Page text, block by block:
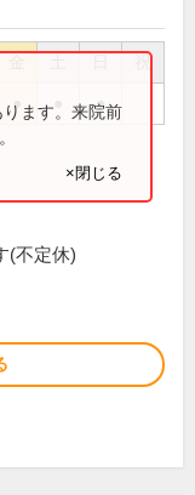
祝
● ●
ます。来院前
×閉じる
(不定休)